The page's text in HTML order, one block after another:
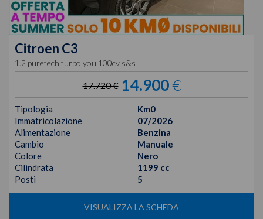
Citroen C3
1.2 puretech turbo you 100cv s&s
17.720 € 14.900€
Tipologia
Km0
Immatricolazione
07/2026
Alimentazione
Benzina
Cambio
Manuale
Colore
Nero
Cilindrata
1199 cc
Posti
5
VISUALIZZA LA SCHEDA